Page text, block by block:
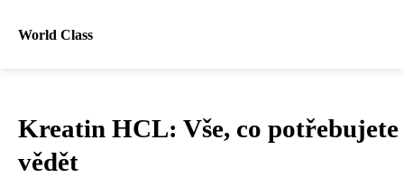
World Class
Kreatin HCL: Vše, co potřebujete
vědět